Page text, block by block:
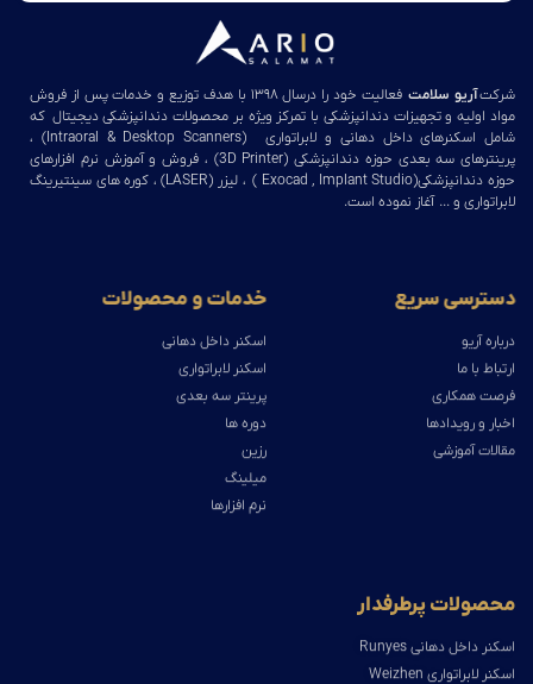
شرکتآریو سلامت
فعالیت خود را درسال ۱۳۹۸ با هدف توزیع و خدمات پس از فروش
مواد اولیه و تجهیزات دندانپزشکی با تمرکز ویژه بر محصولات دندانپزشکی دیجیتال که
شامل اسکنرهای داخل دهانی و لابراتواری (Intraoral & Desktop Scanners) ،
پرینترهای سه بعدی حوزه دندانپزشکی (3D Printer) ، فروش و آموزش نرم افزارهای
حوزه دندانپزشکی(Exocad , Implant Studio ) ، لیزر (LASER) ، کوره های سینتیرینگ
لابراتواری و … آغاز نموده است.
دسترسی سریع
درباره آریو
ارتباط با ما
فرصت همکاری
اخبار و رویدادها
مقالات آموزشی
خدمات و محصولات
اسکنر داخل دهانی
اسکنر لابراتواری
پرینتر سه بعدی
دوره ها
رزین
میلینگ
نرم افزارها
محصولات پرطرفدار
اسکنر داخل دهانی Runyes
اسکنر لابراتواری Weizhen